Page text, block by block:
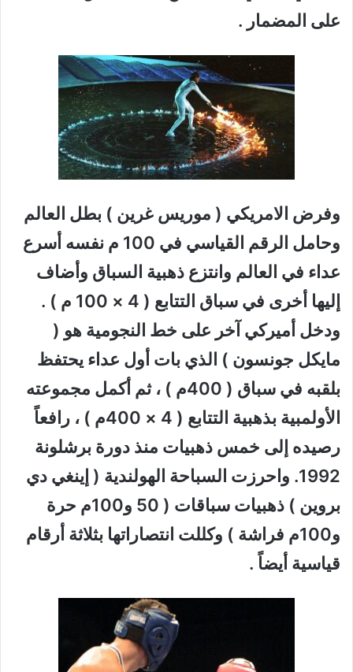
على المضمار .
وفرض الامريكي ( موريس غرين ) بطل العالم
وحامل الرقم القياسي في 100 م نفسه أسرع
عداء في العالم وانتزع ذهبية السباق وأضاف
إليها أخرى في سباق التتابع ( 4 × 100 م ) .
ودخل أميركي آخر على خط النجومية هو (
مايكل جونسون ) الذي بات أول عداء يحتفظ
بلقبه في سباق ( 400م ) ، ثم أكمل مجموعته
الأولمبية بذهبية التتابع ( 4 × 400م ) ، رافعاً
رصيده إلى خمس ذهبيات منذ دورة برشلونة
1992. واحرزت السباحة الهولندية ( إينغي دي
بروين ) ذهبيات سباقات ( 50 و100م حرة
و100م فراشة ) وكللت انتصاراتها بثلاثة أرقام
قياسية أيضاً .